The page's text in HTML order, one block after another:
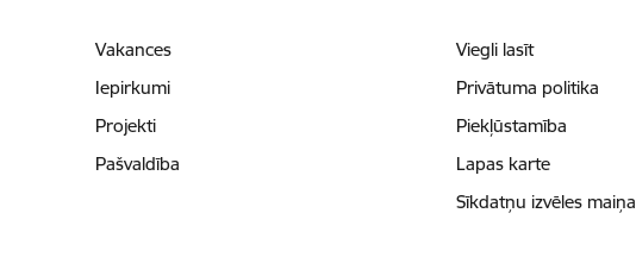
Vakances
Iepirkumi
Projekti
Pašvaldība
Viegli lasīt
Privātuma politika
Piekļūstamība
Lapas karte
Sīkdatņu izvēles maiņa